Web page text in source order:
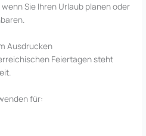
Sie Ihren Urlaub planen oder
Ausdrucken
Feiertagen steht
für: